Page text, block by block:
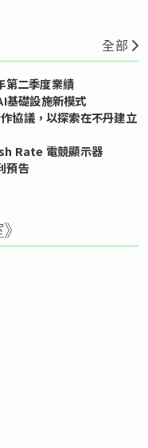
全部
二季度業績
基礎設施新模式
協議，以探索在不丹建立
Rate 電競顯示器
告